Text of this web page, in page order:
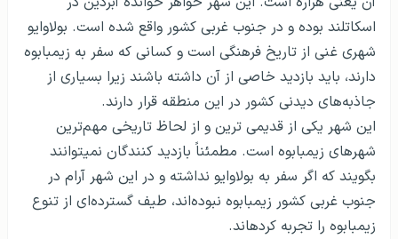
اسکاتلند بوده و در جنوب غربی کشور واقع شده است. بولاوایو
شهری غنی از تاریخ فرهنگی است و کسانی که سفر به زیمبابوه
دارند، باید بازدید خاصی از آن داشته باشند زیرا بسیاری از
جاذبه‌های دیدنی کشور در این منطقه قرار دارند.
این شهر یکی از قدیمی ترین و از لحاظ تاریخی مهم‌ترین
شهرهای زیمبابوه است. مطمئناً بازدید کنندگان نمی­توانند
بگویند که اگر سفر به بولاوایو نداشته و در این شهر آرام در
جنوب غربی کشور زیمبابوه نبوده‌اند، طیف گسترده‌ای از تنوع
زیمبابوه را تجربه کرده­اند.